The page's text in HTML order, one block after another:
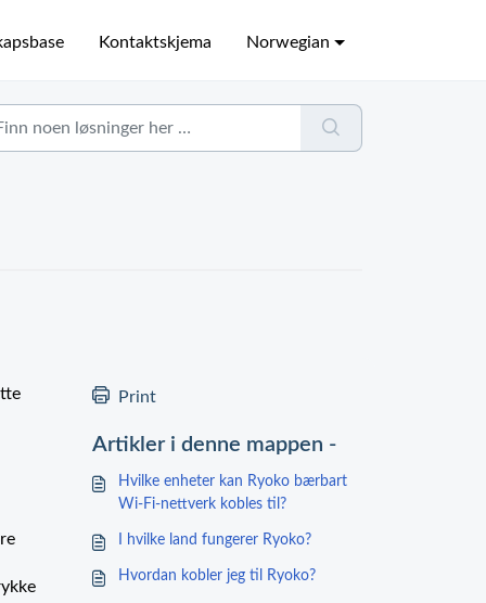
Kontaktskjema Norwegian
Print
Artikler i denne mappen -
Hvilke enheter kan Ryoko bærbart
Wi-Fi-nettverk kobles til?
I hvilke land fungerer Ryoko?
Hvordan kobler jeg til Ryoko?